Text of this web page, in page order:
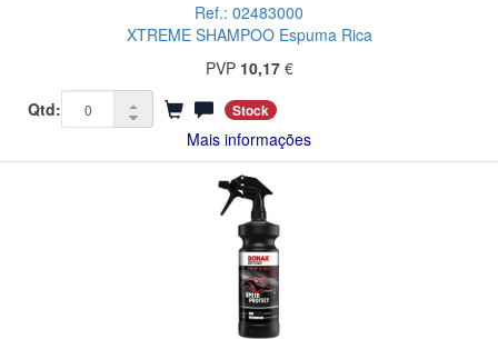
Ref.: 02483000
XTREME SHAMPOO Espuma Rica
PVP 10,17€
Qtd:
Stock
Mais informações